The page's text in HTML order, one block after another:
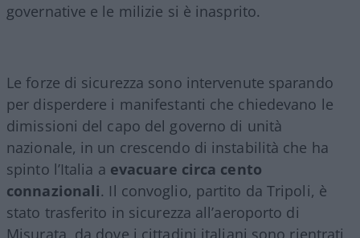
governative e le milizie si è inasprito.
Le forze di sicurezza sono intervenute sparando
per disperdere i manifestanti che chiedevano le
dimissioni del capo del governo di unità
nazionale, in un crescendo di instabilità che ha
spinto l’Italia a evacuare circa cento
connazionali. Il convoglio, partito da Tripoli, è
stato trasferito in sicurezza all’aeroporto di
Misurata, da dove i cittadini italiani sono rientrati